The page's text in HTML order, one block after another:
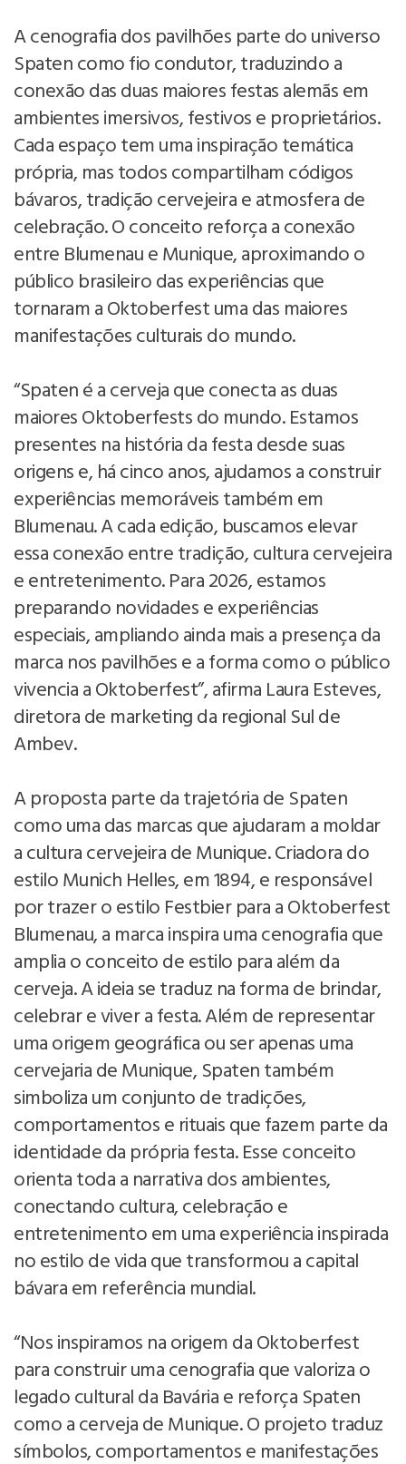
A cenografia dos pavilhões parte do universo
Spaten como fio condutor, traduzindo a
conexão das duas maiores festas alemãs em
ambientes imersivos, festivos e proprietários.
Cada espaço tem uma inspiração temática
própria, mas todos compartilham códigos
bávaros, tradição cervejeira e atmosfera de
celebração. O conceito reforça a conexão
entre Blumenau e Munique, aproximando o
público brasileiro das experiências que
tornaram a Oktoberfest uma das maiores
manifestações culturais do mundo.
“Spaten é a cerveja que conecta as duas
maiores Oktoberfests do mundo. Estamos
presentes na história da festa desde suas
origens e, há cinco anos, ajudamos a construir
experiências memoráveis também em
Blumenau. A cada edição, buscamos elevar
essa conexão entre tradição, cultura cervejeira
e entretenimento. Para 2026, estamos
preparando novidades e experiências
especiais, ampliando ainda mais a presença da
marca nos pavilhões e a forma como o público
vivencia a Oktoberfest”, afirma Laura Esteves,
diretora de marketing da regional Sul de
Ambev.
A proposta parte da trajetória de Spaten
como uma das marcas que ajudaram a moldar
a cultura cervejeira de Munique. Criadora do
estilo Munich Helles, em 1894, e responsável
por trazer o estilo Festbier para a Oktoberfest
Blumenau, a marca inspira uma cenografia que
amplia o conceito de estilo para além da
cerveja. A ideia se traduz na forma de brindar,
celebrar e viver a festa. Além de representar
uma origem geográfica ou ser apenas uma
cervejaria de Munique, Spaten também
simboliza um conjunto de tradições,
comportamentos e rituais que fazem parte da
identidade da própria festa. Esse conceito
orienta toda a narrativa dos ambientes,
conectando cultura, celebração e
entretenimento em uma experiência inspirada
no estilo de vida que transformou a capital
bávara em referência mundial.
“Nos inspiramos na origem da Oktoberfest
para construir uma cenografia que valoriza o
legado cultural da Bavária e reforça Spaten
como a cerveja de Munique. O projeto traduz
símbolos, comportamentos e manifestações